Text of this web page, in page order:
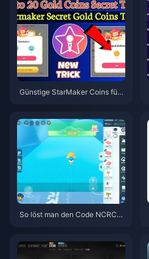
Günstige StarMaker Coins für
So löst man den Code NCRCK